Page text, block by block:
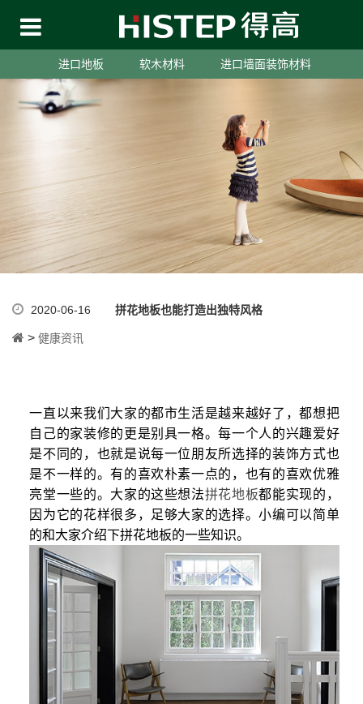
进口地板 软木材料 进口墙面装饰材料
2020-06-16 拼花地板也能打造出独特风格
> 健康资讯
一直以来我们大家的都市生活是越来越好了，都想把
自己的家装修的更是别具一格。每一个人的兴趣爱好
是不同的，也就是说每一位朋友所选择的装饰方式也
是不一样的。有的喜欢朴素一点的，也有的喜欢优雅
亮堂一些的。大家的这些想法拼花地板都能实现的，
因为它的花样很多，足够大家的选择。小编可以简单
的和大家介绍下拼花地板的一些知识。